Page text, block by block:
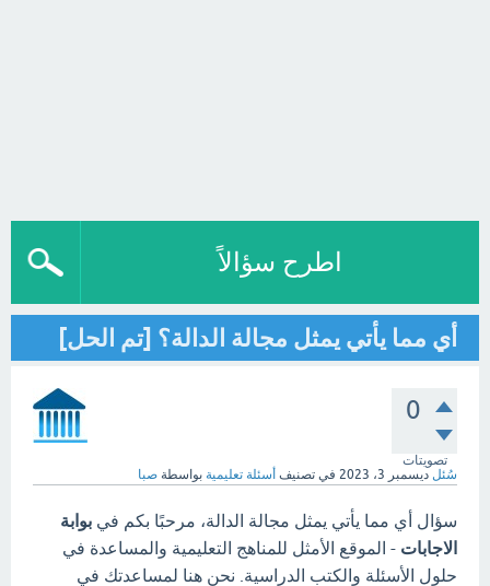
اطرح سؤالاً
أي مما يأتي يمثل مجالة الدالة؟ [تم الحل]
0
تصويتات
سُئل ديسمبر 3، 2023 في تصنيف أسئلة تعليمية بواسطة صبا
سؤال أي مما يأتي يمثل مجالة الدالة، مرحبًا بكم في بوابة
الاجابات - الموقع الأمثل للمناهج التعليمية والمساعدة في
حلول الأسئلة والكتب الدراسية. نحن هنا لمساعدتك في